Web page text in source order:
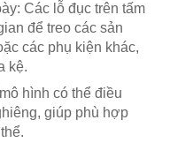
Các lỗ đục trên tấm
để treo các sản
các phụ kiện khác,
kệ.
hình có thể điều
giúp phù hợp